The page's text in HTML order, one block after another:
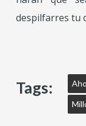
despilfarres tu
Tags: